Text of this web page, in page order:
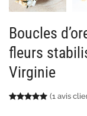
Boucles
fleurs
Virginie
Noté5.00
1(1 avis